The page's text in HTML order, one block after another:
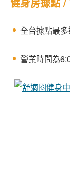
全台據點最
營業時間為